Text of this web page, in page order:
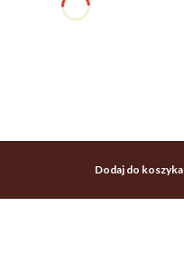
Dodaj do koszyka